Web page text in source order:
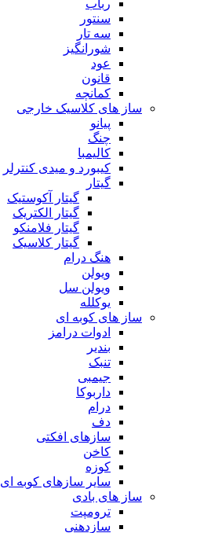
رباب
سنتور
سه تار
شورانگیز
عود
قانون
کمانچه
ساز های کلاسیک خارجی
پیانو
چنگ
کالیمبا
کیبورد و میدی کنترلر
گیتار
گیتار آکوستیک
گیتار الکتریک
گیتار فلامنکو
گیتار کلاسیک
هنگ درام
ویولن
ویولن سل
یوکلله
ساز های کوبه ای
ادوات درامز
بندیر
تنبک
جیمبی
داربوکا
درام
دف
سازهای افکتی
کاخن
کوزه
سایر سازهای کوبه ای
ساز های بادی
ترومپت
سازدهنی